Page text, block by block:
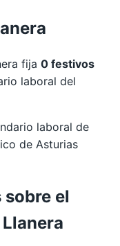
fija 0 festivos
laboral del
laboral de
de Asturias
el